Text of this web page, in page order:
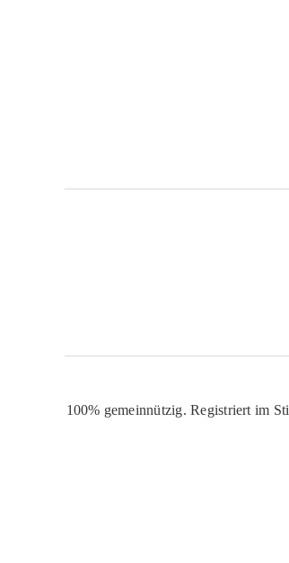
100% gemeinnützig. Registriert im